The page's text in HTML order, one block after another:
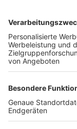
Freiburger